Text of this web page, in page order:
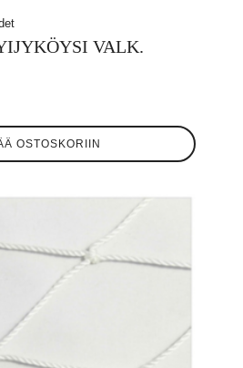
VALK.
OSTOSKORIIN